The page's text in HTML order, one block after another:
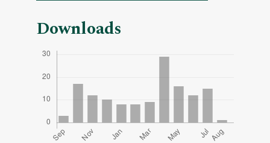
Downloads